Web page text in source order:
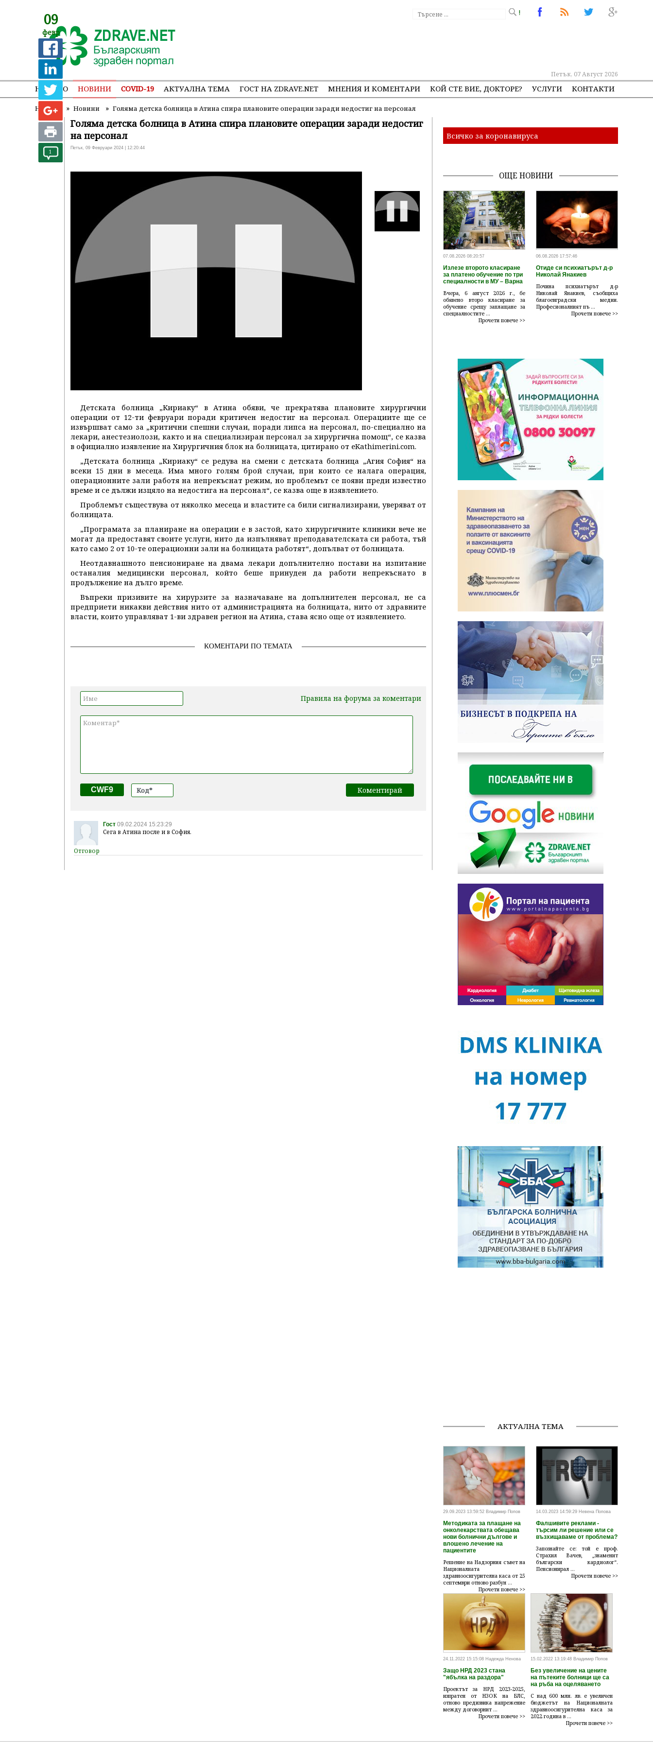
!
Петък, 07 Август 2026
НАЧАЛО НОВИНИ COVID-19 АКТУАЛНА ТЕМА ГОСТ НА ZDRAVE.NET МНЕНИЯ И КОМЕНТАРИ КОЙ СТЕ ВИЕ, ДОКТОРЕ? УСЛУГИ КОНТАКТИ
Начало » Новини » Голяма детска болница в Атина спира плановите операции заради недостиг на персонал
09
февр
1
Голяма детска болница в Атина спира плановите операции заради недостиг
на персонал
Петък, 09 Февруари 2024 | 12:20:44
Детската болница „Кириаку“ в Атина обяви, че прекратява плановите хирургични
операции от 12-ти февруари поради критичен недостиг на персонал. Операциите ще се
извършват само за „критични спешни случаи, поради липса на персонал, по-специално на
лекари, анестезиолози, както и на специализиран персонал за хирургична помощ“, се казва
в официално изявление на Хирургичния блок на болницата, цитирано от еKathimerini.com.
„Детската болница „Кириаку“ се редува на смени с детската болница „Агия София“ на
всеки 15 дни в месеца. Има много голям брой случаи, при които се налага операция,
операционните зали работя на непрекъснат режим, но проблемът се появи преди известно
време и се дължи изцяло на недостига на персонал“, се казва още в изявлението.
Проблемът съществува от няколко месеца и властите са били сигнализирани, уверяват от
болницата.
„Програмата за планиране на операции е в застой, като хирургичните клиники вече не
могат да предоставят своите услуги, нито да изпълняват преподавателската си работа, тъй
като само 2 от 10-те операционни зали на болницата работят“, допълват от болницата.
Неотдавнашното пенсиониране на двама лекари допълнително постави на изпитание
останалия медицински персонал, който беше принуден да работи непрекъснато в
продължение на дълго време.
Въпреки призивите на хирурзите за назначаване на допълнителен персонал, не са
предприети никакви действия нито от администрацията на болницата, нито от здравните
власти, които управляват 1-ви здравен регион на Атина, става ясно още от изявлението.
КОМЕНТАРИ ПО ТЕМАТА
Правила на форума за коментари
CWF9
Гост 09.02.2024 15:23:29
Сега в Атина после и в София.
Всичко за коронавируса
ОЩЕ НОВИНИ
07.08.2026 08:20:57
Излезе второто класиране
за платено обучение по три
специалности в МУ – Варна
Вчера, 6 август 2026 г., бе
обявено второ класиране за
обучение срещу заплащане за
специалностите ...
Прочети повече >>
06.08.2026 17:57:46
Отиде си психиатърът д-р
Николай Янакиев
Почина психиатърът д-р
Николай Янакиев, съобщиха
благоевградски медии.
Професионалният пъ ...
Прочети повече >>
АКТУАЛНА ТЕМА
29.09.2023 13:59:52 Владимир Попов
Методиката за плащане на
онколекарствата обещава
нови болнични дългове и
влошено лечение на
пациентите
Решение на Надзорния съвет на
Националната
здравноосигурителна каса от 25
септември отново разбун ...
Прочети повече >>
14.03.2023 14:59:29 Невена Попова
Фалшивите реклами -
търсим ли решение или се
възхищаваме от проблема?
Запознайте се: той е проф.
Страхил Вачев, „знаменит
български кардиолог“.
Пенсионирал ...
Прочети повече >>
24.11.2022 15:15:08 Надежда Ненова
Защо НРД 2023 стана
"ябълка на раздора"
Проектът за НРД 2023-2025,
изпратен от НЗОК на БЛС,
отново предизвика напрежение
между договорнит ...
Прочети повече >>
15.02.2022 13:19:48 Владимир Попов
Без увеличение на цените
на пътеките болници ще са
на ръба на оцеляването
С над 600 млн. лв. е увеличен
бюджетът на Националната
здравноосигурителна каса за
2022 година в ...
Прочети повече >>